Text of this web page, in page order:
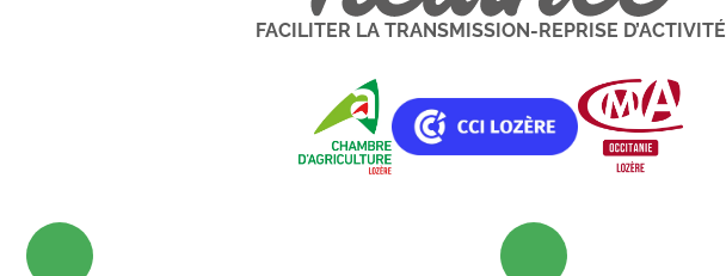
FACILITER LA TRANSMISSION-REPRISE D’ACTIVITÉ